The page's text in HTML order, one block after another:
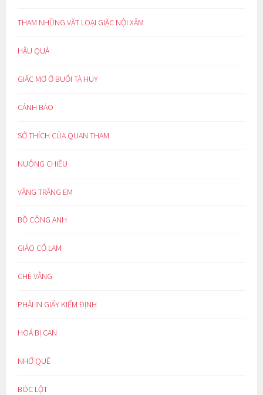
THAM NHŨNG VẶT LOẠI GIẶC NỘI XÂM
HẬU QUẢ
GIẤC MƠ Ở BUỔI TÀ HUY
CẢNH BÁO
SỞ THÍCH CỦA QUAN THAM
NUÔNG CHIỀU
VẦNG TRĂNG EM
BỒ CÔNG ANH
GIẢO CỔ LAM
CHÈ VẰNG
PHẢI IN GIẤY KIỂM ĐỊNH
HOÁ BỊ CAN
NHỚ QUÊ
BÓC LỘT